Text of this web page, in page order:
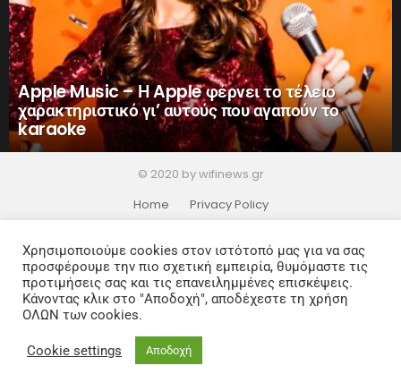
Apple Music – Η Apple φέρνει το τέλειο
χαρακτηριστικό γι’ αυτούς που αγαπούν το
karaoke
© 2020 by wifinews.gr
Home
Privacy Policy
Χρησιμοποιούμε cookies στον ιστότοπό μας για να σας
προσφέρουμε την πιο σχετική εμπειρία, θυμόμαστε τις
προτιμήσεις σας και τις επανειλημμένες επισκέψεις.
Κάνοντας κλικ στο "Αποδοχή", αποδέχεστε τη χρήση
ΟΛΩΝ των cookies.
Cookie settings Αποδοχή